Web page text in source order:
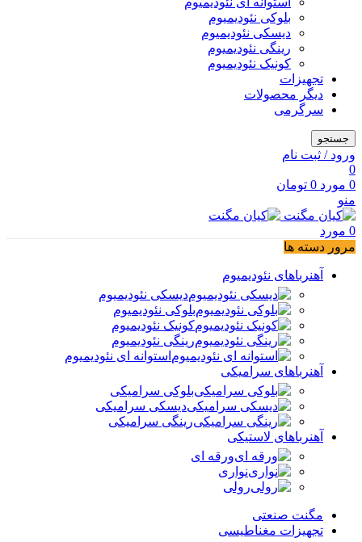
بلوکی نئودیمیوم
دیسکی نئودیمیوم
رینگی نئودیمیوم
کونیک نئودیمیوم
تجهیزات
دیگر محصولات
سرگرمی
جستجو
ورود / ثبت نام
0
0 مورد 0 تومان
منو
0 مورد
مرور دسته ها
آهنرباهای نئودیمیوم
دیسکی نئودیمیوم
بلوکی نئودیمیوم
کونیک نئودیمیوم
رینگی نئودیمیوم
استوانه ای نئودیمیوم
آهنرباهای سرامیکی
بلوکی سرامیکی
دیسکی سرامیکی
رینگی سرامیکی
آهنرباهای لاستیکی
ورقه ای
نواری
رولی
مگنت صنعتی
تجهیزات مغناطیسی